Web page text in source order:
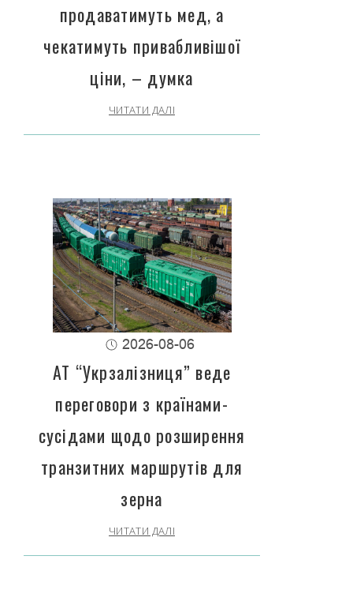
продаватимуть мед, а
чекатимуть привабливішої
ціни, – думка
ЧИТАТИ ДАЛІ
2026-08-06
АТ “Укрзалізниця” веде
переговори з країнами-
сусідами щодо розширення
транзитних маршрутів для
зерна
ЧИТАТИ ДАЛІ